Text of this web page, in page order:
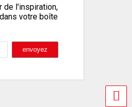
de l'inspiration,
votre boîte